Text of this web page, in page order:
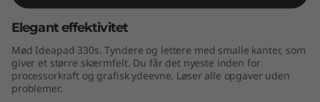
eElegant effektivitet
Mød Ideapad 330s. Tyndere og lettere med smalle kanter, som
giver et større skærmfelt. Du får det nyeste inden for
processorkraft og grafisk ydeevne. Løser alle opgaver uden
problemer.